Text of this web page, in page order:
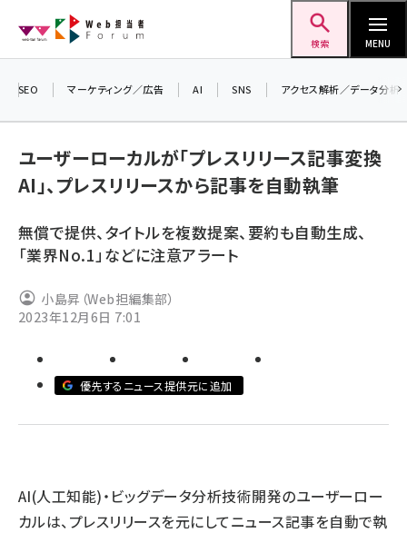
ン
検索 MENU
ai (2814)
note (2317)
z世代 (1623)
SEO マーケティング／広告 AI SNS アクセス解析／データ分析
ユーザーローカルが「プレスリリース記事変換
AI」、プレスリリースから記事を自動執筆
無償で提供、タイトルを複数提案、要約も自動生成、
「業界No.1」などに注意アラート
小島昇（Web担編集部）
2023年12月6日 7:01
優先するニュース提供元に追加
AI(人工知能)・ビッグデータ分析技術開発のユーザーロー
カルは、プレスリリースを元にしてニュース記事を自動で執
る